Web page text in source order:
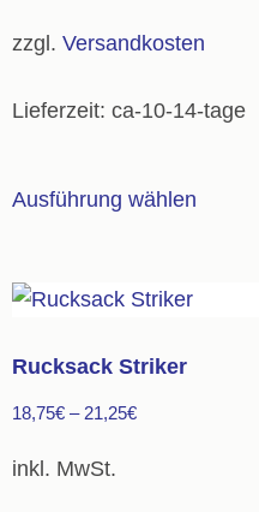
der
gewählt
zzgl. Versandkosten
Lieferzeit: ca-10-14-tage
Ausführung wählen
Rucksack Striker
18,75€ – 21,25€
inkl. MwSt.